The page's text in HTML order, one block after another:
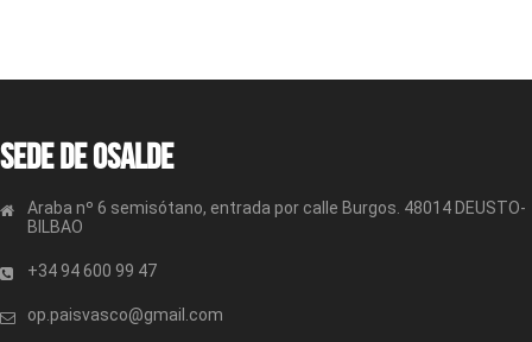
Sede de OSALDE
Araba nº 6 semisótano, entrada por calle Burgos. 48014 DEUSTO-
BILBAO
+34 94 600 99 47
op.paisvasco@gmail.com